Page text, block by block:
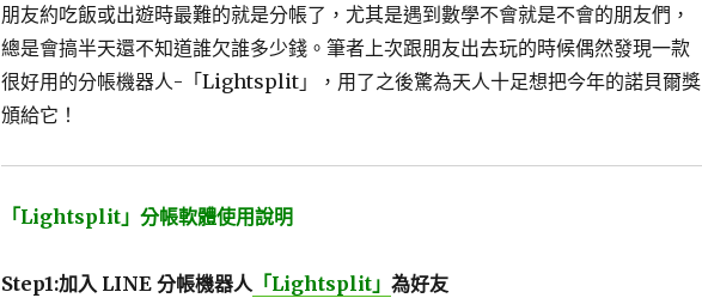
朋友約吃飯或出遊時最難的就是分帳了，尤其是遇到數學不會就是不會的朋友們，
總是會搞半天還不知道誰欠誰多少錢。筆者上次跟朋友出去玩的時候偶然發現一款
很好用的分帳機器人-「Lightsplit」，用了之後驚為天人十足想把今年的諾貝爾獎
頒給它！
「Lightsplit」分帳軟體使用說明
Step1:加入 LINE 分帳機器人「Lightsplit」 為好友